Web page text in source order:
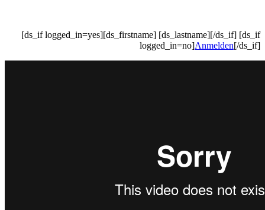
[ds_if logged_in=yes][ds_firstname] [ds_lastname][/ds_if] [ds_if
logged_in=no]Anmelden[/ds_if]